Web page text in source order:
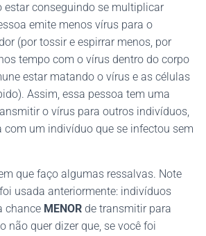
estar conseguindo se multiplicar
emite menos vírus para o
(por tossir e espirrar menos, por
tempo com o vírus dentro do corpo
estar matando o vírus e as células
Assim, essa pessoa tem uma
o vírus para outros indivíduos,
um indivíduo que se infectou sem
que faço algumas ressalvas. Note
usada anteriormente: indivíduos
chance MENOR de transmitir para
não quer dizer que, se você foi